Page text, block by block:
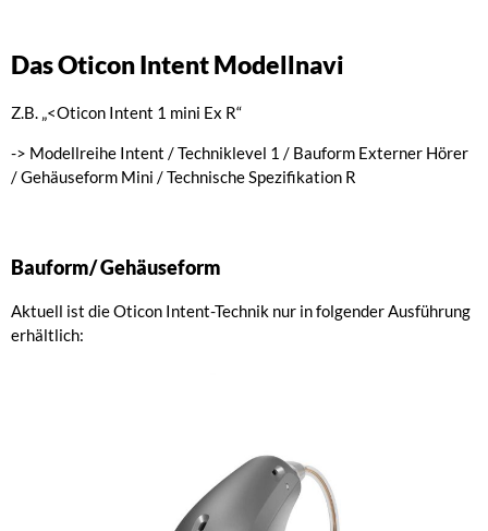
Das Oticon Intent Modellnavi
Z.B. „<Oticon Intent 1 mini Ex R“
-> Modellreihe Intent / Techniklevel 1 / Bauform Externer Hörer
/ Gehäuseform Mini / Technische Spezifikation R
Bauform/ Gehäuseform
Aktuell ist die Oticon Intent-Technik nur in folgender Ausführung
erhältlich: